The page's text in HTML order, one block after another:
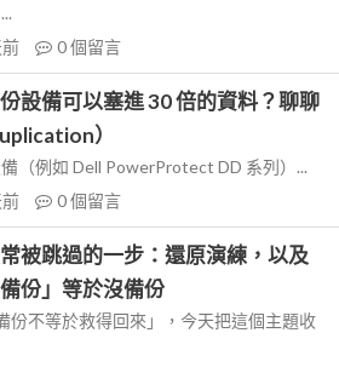
0個留言
設備可以塞進 30 倍的資料？聊聊
）
（例如 Dell PowerProtect DD 系列）...
0個留言
被跳過的一步：還原演練，以及
份」等於沒備份
份不等於救得回來」，今天把這個主題收